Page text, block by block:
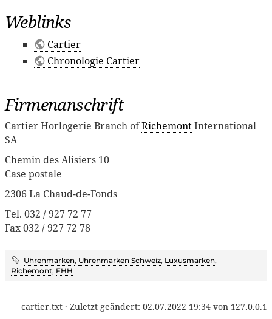
Weblinks
Cartier
Chronologie Cartier
Firmenanschrift
Cartier Horlogerie Branch ofRichemontInternational
SA
Chemin des Alisiers 10
Case postale
2306 La Chaud-de-Fonds
Tel. 032 / 927 72 77
Fax 032 / 927 72 78
Uhrenmarken, Uhrenmarken Schweiz, Luxusmarken,
Richemont, FHH
cartier.txt · Zuletzt geändert: 02.07.2022 19:34 von 127.0.0.1